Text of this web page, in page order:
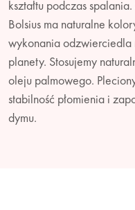
kształtu podczas
Bolsius ma naturalne
wykonania odzwierciedla
planety. Stosujemy
oleju palmowego.
stabilność płomienia i
dymu.